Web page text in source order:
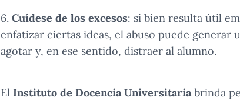
6. Cuídese de los excesos: si bien resulta útil
enfatizar ciertas ideas, el abuso puede
agotar y, en ese sentido, distraer al alumno.
El Instituto de Docencia Universitariabrinda